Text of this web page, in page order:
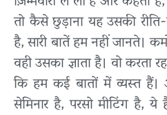
तो कैसे छुड़ाना यह उसकी
है, सारी बातें हम नहीं जानते।
वही उसका ज्ञाता है। वो
कि हम कई बातों में व्यस्त
सेमिनार है, परसो मीटिंग है,